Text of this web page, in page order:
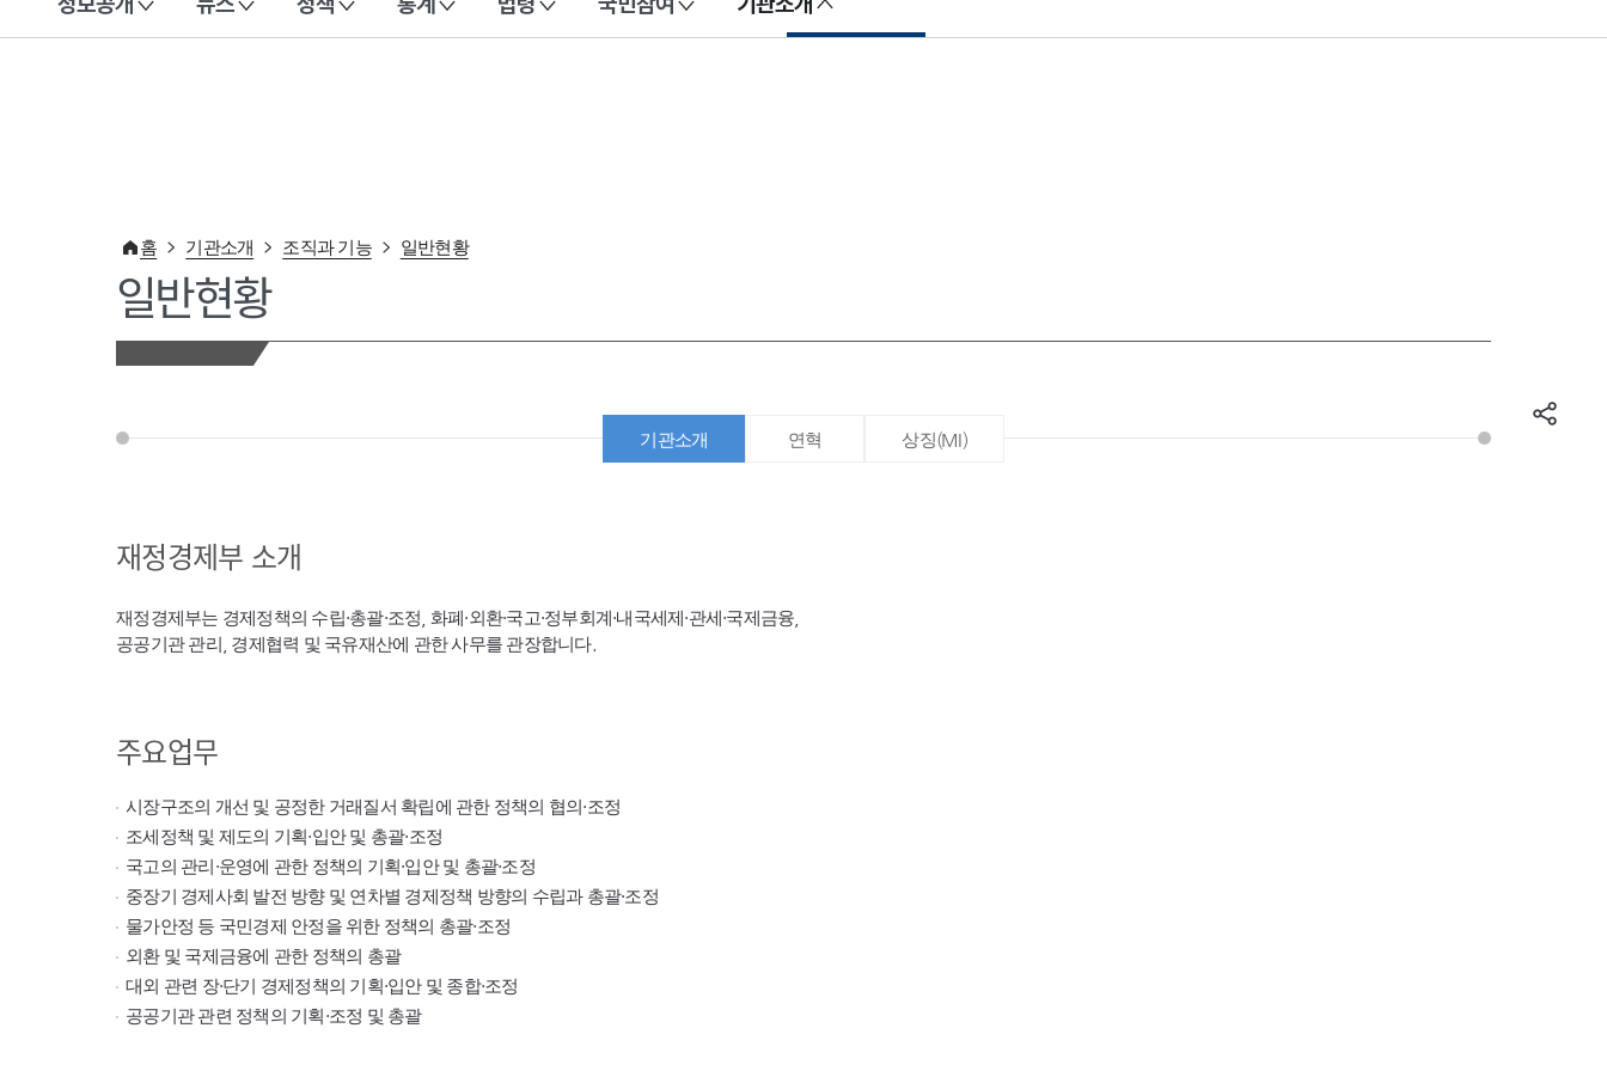
이 누리집은 대한민국 공식 전자정부 누리집입니다.
홈 기관소개 조직과 기능 일반현황
일반현황
기관소개 연혁 상징(MI)
재정경제부 소개
재정경제부는 경제정책의 수립·총괄·조정, 화폐·외환·국고·정부회계·내국세제·관세·국제금융,
공공기관 관리, 경제협력 및 국유재산에 관한 사무를 관장합니다.
주요업무
시장구조의 개선 및 공정한 거래질서 확립에 관한 정책의 협의·조정
조세정책 및 제도의 기획·입안 및 총괄·조정
국고의 관리·운영에 관한 정책의 기획·입안 및 총괄·조정
중장기 경제사회 발전 방향 및 연차별 경제정책 방향의 수립과 총괄·조정
물가안정 등 국민경제 안정을 위한 정책의 총괄·조정
외환 및 국제금융에 관한 정책의 총괄
대외 관련 장·단기 경제정책의 기획·입안 및 종합·조정
공공기관 관련 정책의 기획·조정 및 총괄